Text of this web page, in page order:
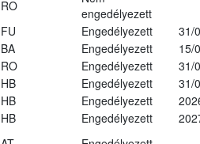
RO
engedélyezett
FU Engedélyezett
31/
BA Engedélyezett
15/
RO Engedélyezett
31/
HB Engedélyezett
31/
HB Engedélyezett
HB Engedélyezett